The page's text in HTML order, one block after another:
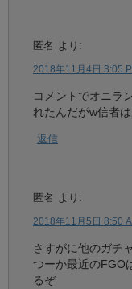
匿名 より:
2018年11月4日 3:05
コメントでオニラ
れたんだがw信者
返信
匿名 より:
2018年11月5日 8:50
さすがに他のガチ
つーか最近のFGO
るぞ